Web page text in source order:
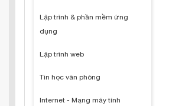
Lập trình & phần mềm ứng
dụng
Lập trình web
Tin học văn phòng
Internet - Mạng máy tính